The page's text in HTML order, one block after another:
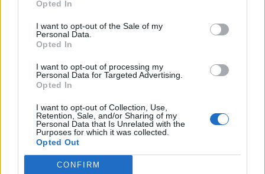
Opted In
I want to opt-out of the Sale of my
Personal Data.
Opted In
I want to opt-out of processing my
Personal Data for Targeted Advertising.
Opted In
I want to opt-out of Collection, Use,
Retention, Sale, and/or Sharing of my
Personal Data that Is Unrelated with the
Purposes for which it was collected.
Opted Out
CONFIRM